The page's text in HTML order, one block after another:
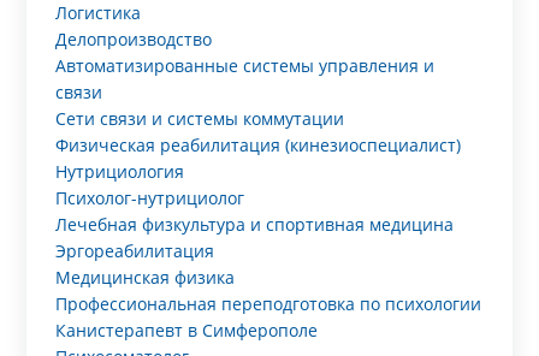
Логистика
Делопроизводство
Автоматизированные системы управления и
связи
Сети связи и системы коммутации
Физическая реабилитация (кинезиоспециалист)
Нутрициология
Психолог-нутрициолог
Лечебная физкультура и спортивная медицина
Эргореабилитация
Медицинская физика
Профессиональная переподготовка по психологии
Канистерапевт в Симферополе